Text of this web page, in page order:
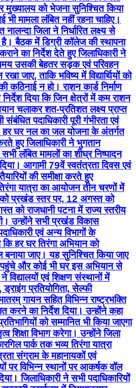
मुख्यालय को भेजना सुनिश्चित किया
मामला लंबित नहीं रहना चाहिए।
जिला ने निर्धारित लक्ष्य से
बैठक में डिग्री कॉलेज की स्थापना
का निर्देश देते हुए जिलाधिकारी ने
उसकी बेहतर सड़क एवं परिवहन
जाए, ताकि भविष्य में विद्यार्थियों को
कठिनाई न हो। राशन कार्ड निर्माण
निर्देश दिया कि जिन क्षेत्रों में कम राशन
चलाकर शत-प्रतिशत लक्ष्य प्राप्त
पदाधिकारी पूरी गंभीरता एवं
घर नल का जल योजना के अंतर्गत
हुए जिलाधिकारी ने भुगतान
लंबित मामलों का शीघ्र निष्पादन
आगामी 79वें स्वतंत्रता दिवस एवं
की समीक्षा करते हुए
यात्रा का आयोजन तीन चरणों में
प्रखंड स्तर पर, 12 अगस्त को
को राजधानी पटना में राज्य स्तरीय
उन्होंने सभी प्रखंड विकास
एवं अन्य विभागों के
कि हर घर तिरंगा अभियान को
जाए। यह सुनिश्चित किया जाए
और कोई भी घर इस अभियान से
विद्यालयों एवं शिक्षण संस्थानों में
प्रतियोगिता, सेल्फी
गायन सहित विभिन्न राष्ट्रभक्ति
करने का निर्देश दिया। उन्होंने कहा
को सम्मानित भी किया जाएगा
शिक्षा विभाग करेगा। उन्होंने जिला
पार्क तक भव्य तिरंगा यात्रा
संग्राम के महानायकों एवं
पर विभिन्न स्थानों पर आकर्षक वॉल
जिलाधिकारी ने सभी पदाधिकारियों